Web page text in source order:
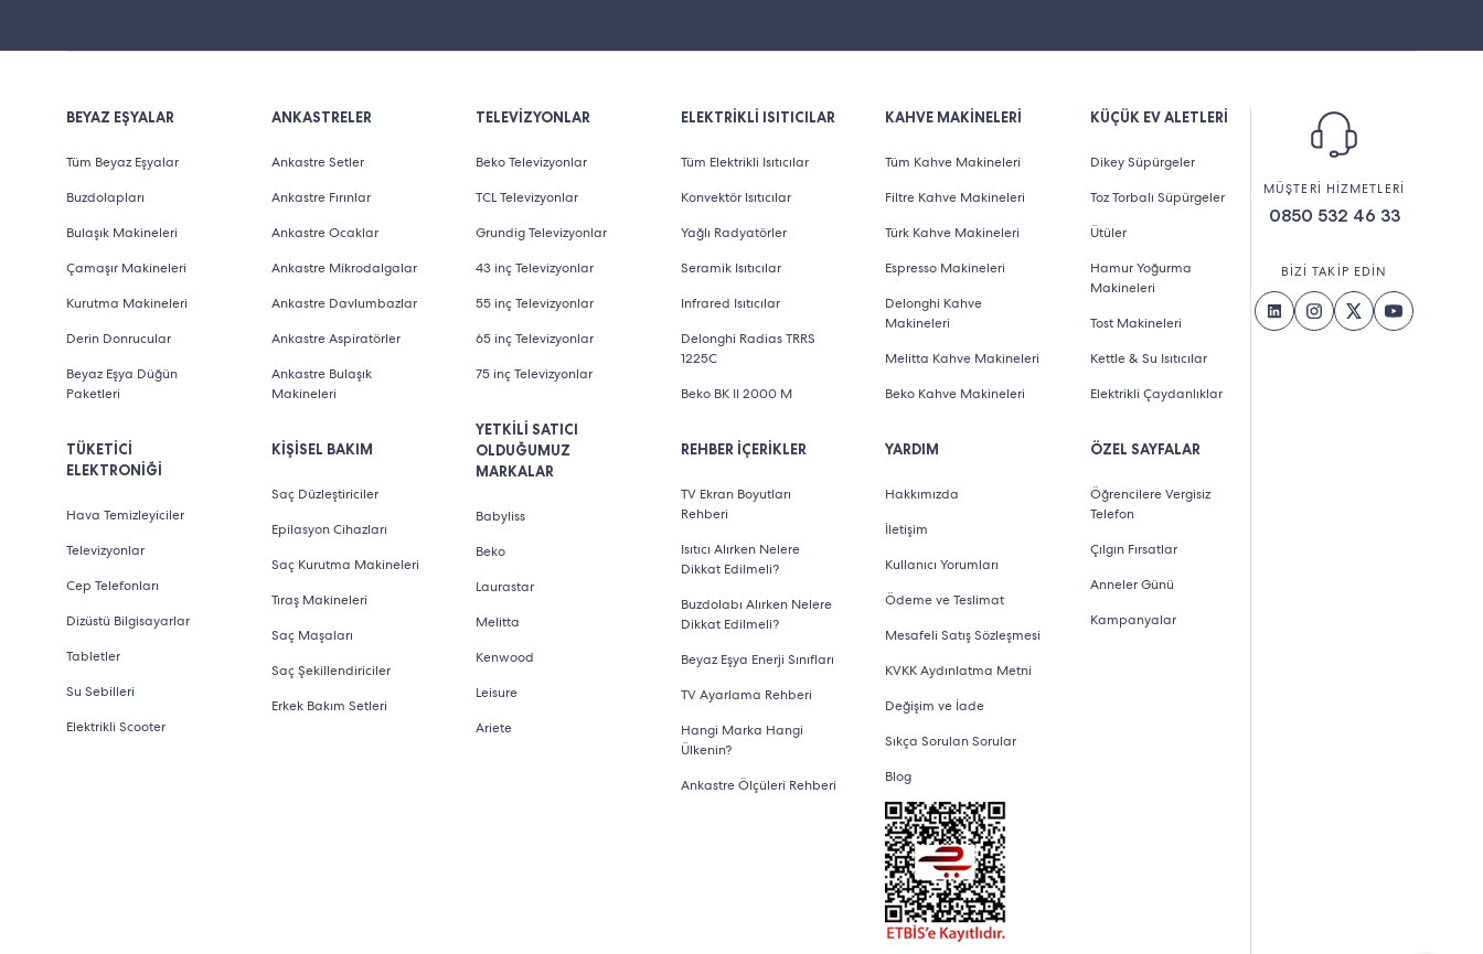
BEYAZ EŞYALAR
Tüm Beyaz Eşyalar
Buzdolapları
Bulaşık Makineleri
Çamaşır Makineleri
Kurutma Makineleri
Derin Donrucular
Beyaz Eşya Düğün
Paketleri
TÜKETİCİ
ELEKTRONİĞİ
Hava Temizleyiciler
Televizyonlar
Cep Telefonları
Dizüstü Bilgisayarlar
Tabletler
Su Sebilleri
Elektrikli Scooter
ANKASTRELER
Ankastre Setler
Ankastre Fırınlar
Ankastre Ocaklar
Ankastre Mikrodalgalar
Ankastre Davlumbazlar
Ankastre Aspiratörler
Ankastre Bulaşık
Makineleri
KİŞİSEL BAKIM
Saç Düzleştiriciler
Epilasyon Cihazları
Saç Kurutma Makineleri
Tıraş Makineleri
Saç Maşaları
Saç Şekillendiriciler
Erkek Bakım Setleri
TELEVİZYONLAR
Beko Televizyonlar
TCL Televizyonlar
Grundig Televizyonlar
43 inç Televizyonlar
55 inç Televizyonlar
65 inç Televizyonlar
75 inç Televizyonlar
YETKİLİ SATICI
OLDUĞUMUZ
MARKALAR
Babyliss
Beko
Laurastar
Melitta
Kenwood
Leisure
Ariete
ELEKTRİKLİ ISITICILAR
Tüm Elektrikli Isıtıcılar
Konvektör Isıtıcılar
Yağlı Radyatörler
Seramik Isıtıcılar
Infrared Isıtıcılar
Delonghi Radias TRRS
1225C
Beko BK II 2000 M
REHBER İÇERİKLER
TV Ekran Boyutları
Rehberi
Isıtıcı Alırken Nelere
Dikkat Edilmeli?
Buzdolabı Alırken Nelere
Dikkat Edilmeli?
Beyaz Eşya Enerji Sınıfları
TV Ayarlama Rehberi
Hangi Marka Hangi
Ülkenin?
Ankastre Ölçüleri Rehberi
KAHVE MAKİNELERİ
Tüm Kahve Makineleri
Filtre Kahve Makineleri
Türk Kahve Makineleri
Espresso Makineleri
Delonghi Kahve
Makineleri
Melitta Kahve Makineleri
Beko Kahve Makineleri
YARDIM
Hakkımızda
İletişim
Kullanıcı Yorumları
Ödeme ve Teslimat
Mesafeli Satış Sözleşmesi
KVKK Aydınlatma Metni
Değişim ve İade
Sıkça Sorulan Sorular
Blog
KÜÇÜK EV ALETLERİ
Dikey Süpürgeler
Toz Torbalı Süpürgeler
Ütüler
Hamur Yoğurma
Makineleri
Tost Makineleri
Kettle & Su Isıtıcılar
Elektrikli Çaydanlıklar
ÖZEL SAYFALAR
Öğrencilere Vergisiz
Telefon
Çılgın Fırsatlar
Anneler Günü
Kampanyalar
MÜŞTERİ HİZMETLERİ
0850 532 46 33
BİZİ TAKİP EDİN